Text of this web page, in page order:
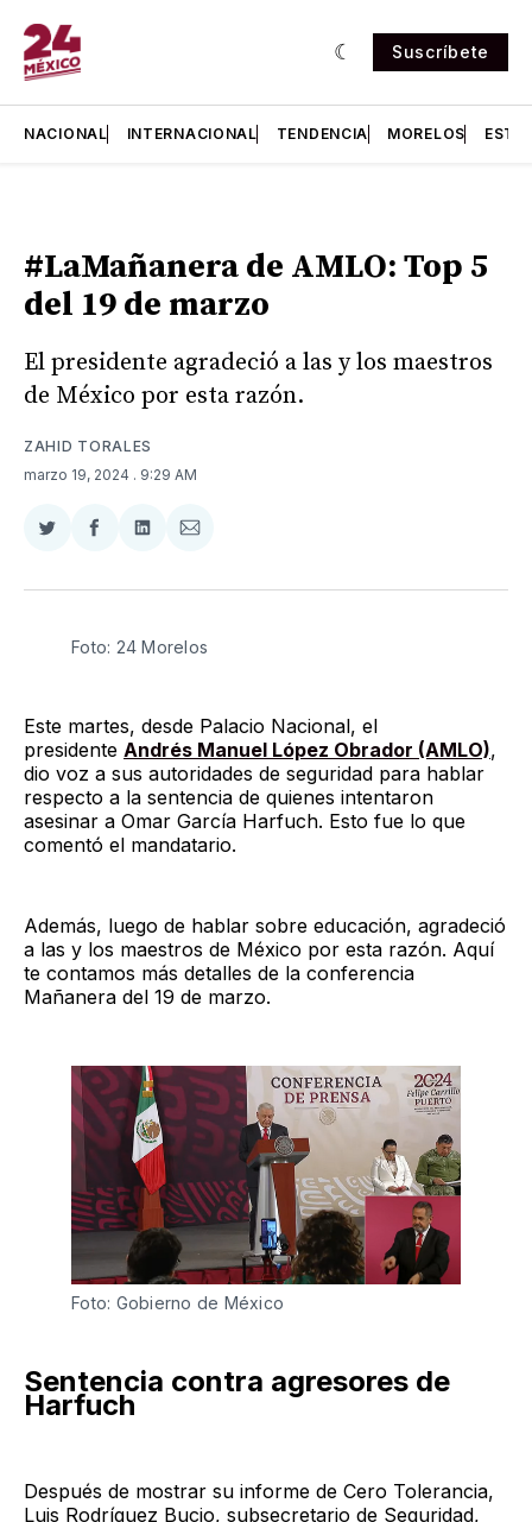
Suscríbete
NACIONAL INTERNACIONAL TENDENCIA MORELOS
#LaMañanera de AMLO: Top 5
del 19 de marzo
El presidente agradeció a las y los maestros
de México por esta razón.
ZAHID TORALES
marzo 19, 2024 . 9:29 AM
Compartir
Twitter
Compartir
Facebook
Compartir
LinkedIn
Compartir
Email
Foto: 24 Morelos
Este martes, desde Palacio Nacional, el
presidente Andrés Manuel López Obrador (AMLO),
dio voz a sus autoridades de seguridad para hablar
respecto a la sentencia de quienes intentaron
asesinar a Omar García Harfuch. Esto fue lo que
comentó el mandatario.
Además, luego de hablar sobre educación, agradeció
a las y los maestros de México por esta razón. Aquí
te contamos más detalles de la conferencia
Mañanera del 19 de marzo.
Foto: Gobierno de México
Sentencia contra agresores de
Harfuch
Después de mostrar su informe de Cero Tolerancia,
Luis Rodríguez Bucio, subsecretario de Seguridad,